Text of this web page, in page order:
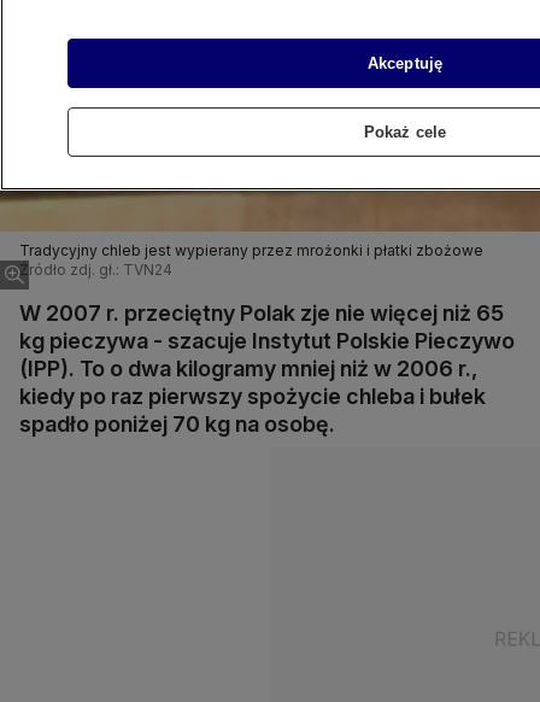
Tradycyjny chleb jest wypierany przez mrożonki i płatki zbożowe
Źródło zdj. gł.: TVN24
W 2007 r. przeciętny Polak zje nie więcej niż 65
kg pieczywa - szacuje Instytut Polskie Pieczywo
(IPP). To o dwa kilogramy mniej niż w 2006 r.,
kiedy po raz pierwszy spożycie chleba i bułek
spadło poniżej 70 kg na osobę.
Akceptuję
Pokaż cele